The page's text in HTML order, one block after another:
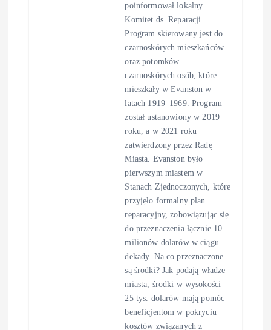
poinformował lokalny
Komitet ds. Reparacji.
Program skierowany jest do
czarnoskórych mieszkańców
oraz potomków
czarnoskórych osób, które
mieszkały w Evanston w
latach 1919–1969. Program
został ustanowiony w 2019
roku, a w 2021 roku
zatwierdzony przez Radę
Miasta. Evanston było
pierwszym miastem w
Stanach Zjednoczonych, które
przyjęło formalny plan
reparacyjny, zobowiązując się
do przeznaczenia łącznie 10
milionów dolarów w ciągu
dekady. Na co przeznaczone
są środki? Jak podają władze
miasta, środki w wysokości
25 tys. dolarów mają pomóc
beneficjentom w pokryciu
kosztów związanych z